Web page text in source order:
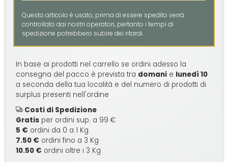
Questo articolo é usato, prima di essere spedito verrà
controllato dai nostri operatori, pertanto i tempi di
spedizione potrebbero subire dei ritardi.
In base ai prodotti nel carrello se ordini adesso la
consegna del pacco è prevista tra domani e lunedì 10
a seconda della tua località e del numero di prodotti di
surplus presenti nell'ordine
Costi di Spedizione
Gratis per ordini sup. a 99 €
5 € ordini da 0 a 1 Kg
7.50 € ordini fino a 3 Kg
10.50 € ordini oltre i 3 Kg